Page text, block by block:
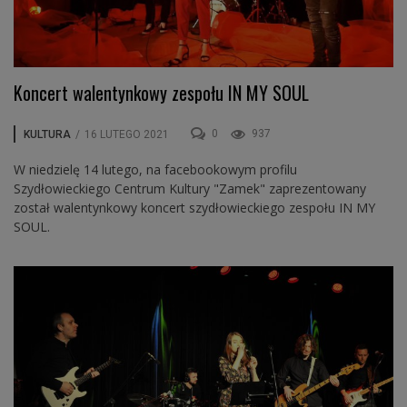
Koncert walentynkowy zespołu IN MY SOUL
KULTURA / 16 LUTEGO 2021 0 937
W niedzielę 14 lutego, na facebookowym profilu
Szydłowieckiego Centrum Kultury "Zamek" zaprezentowany
został walentynkowy koncert szydłowieckiego zespołu IN MY
SOUL.